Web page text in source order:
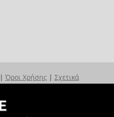
| Όροι Χρήσης | Σχετικά